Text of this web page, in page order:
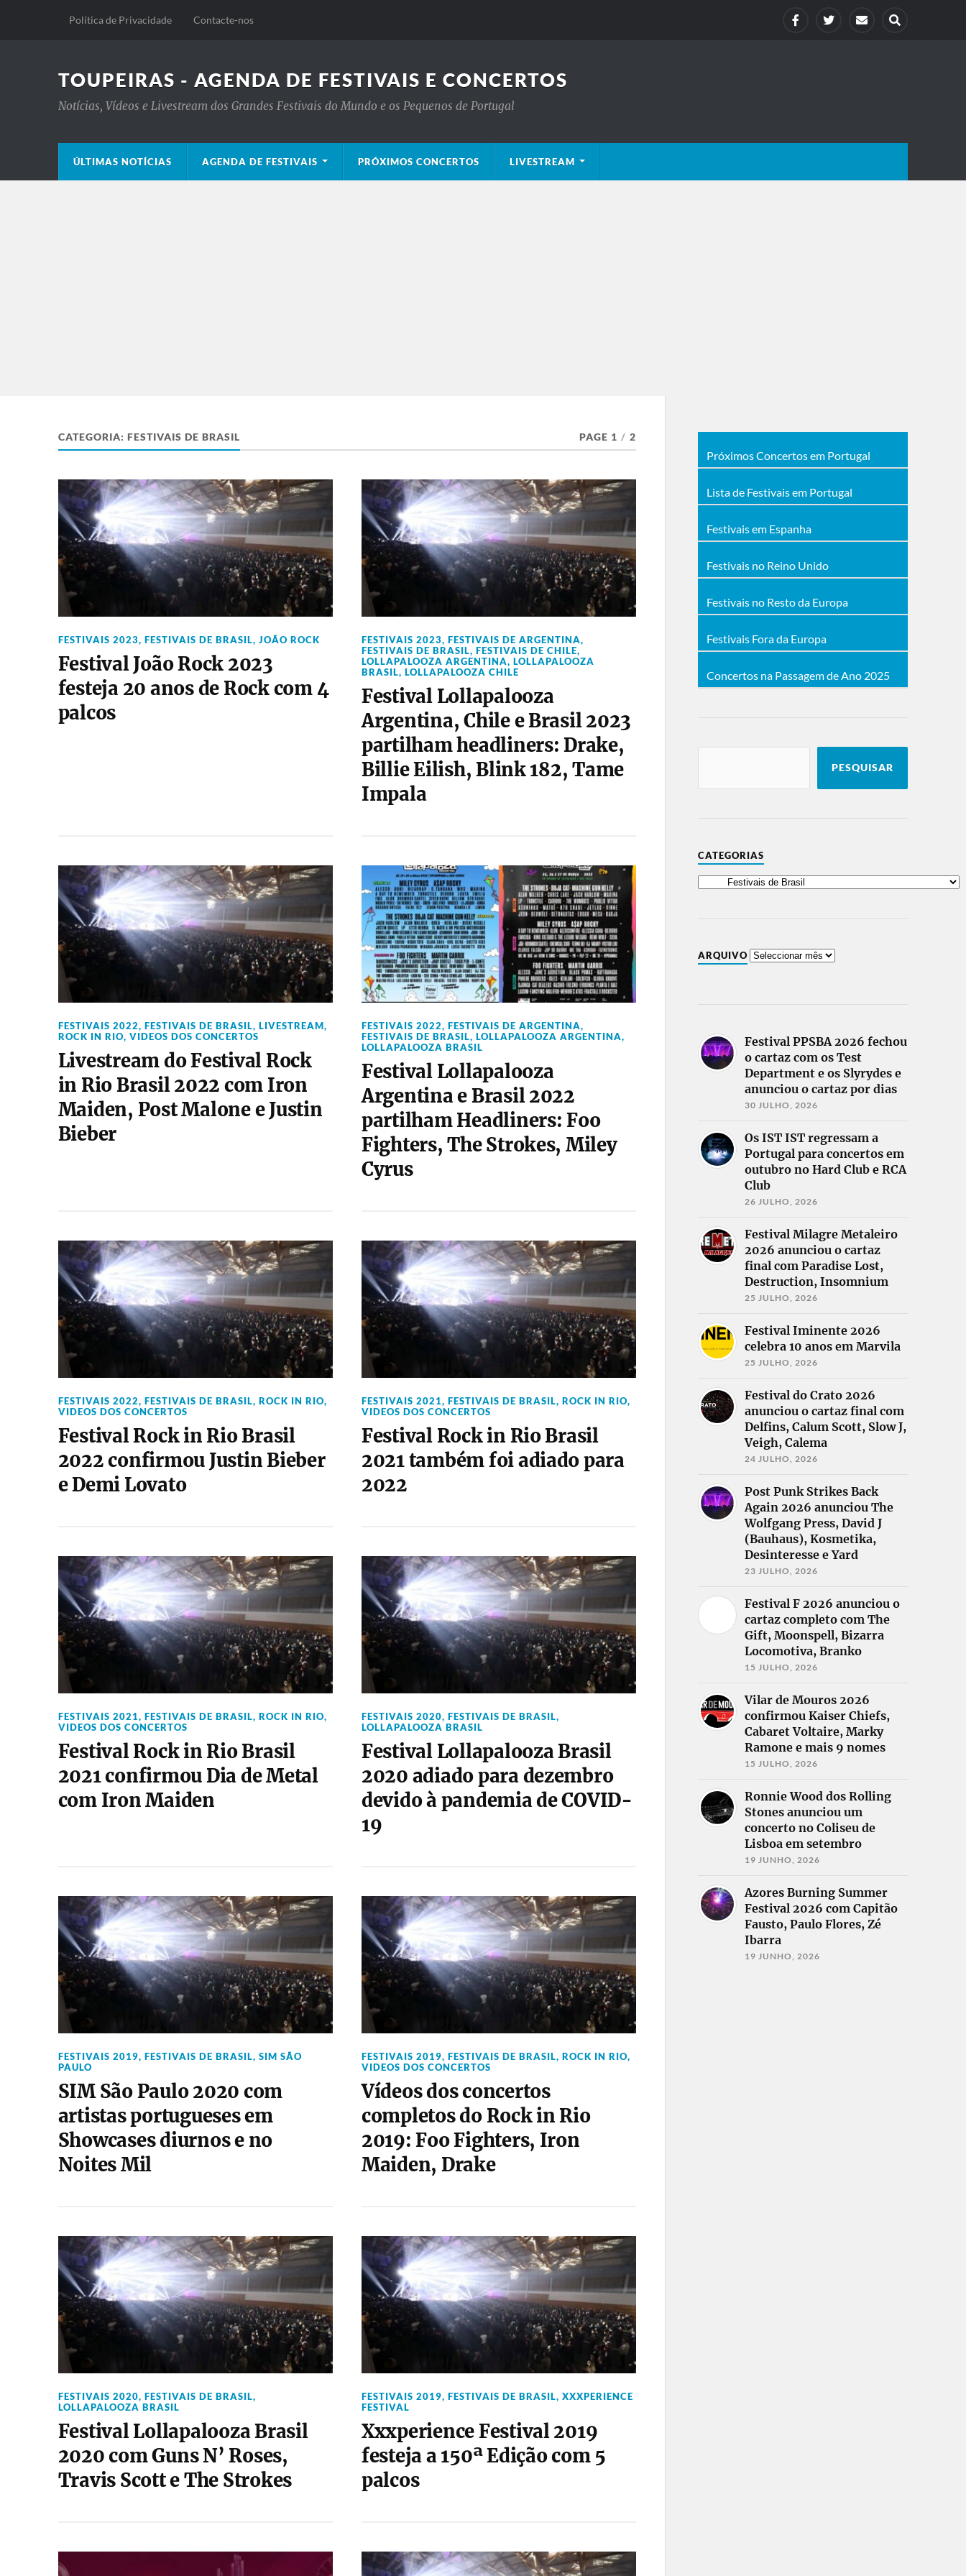
Política de Privacidade Contacte-nos
TOUPEIRAS - AGENDA DE FESTIVAIS E CONCERTOS
Notícias, Vídeos e Livestream dos Grandes Festivais do Mundo e os Pequenos de Portugal
ÚLTIMAS NOTÍCIAS AGENDA DE FESTIVAIS PRÓXIMOS CONCERTOS LIVESTREAM
CATEGORIA: FESTIVAIS DE BRASIL PAGE 1 / 2
FESTIVAIS 2023, FESTIVAIS DE BRASIL, JOÃO ROCK
Festival João Rock 2023
festeja 20 anos de Rock com 4
palcos
FESTIVAIS 2023, FESTIVAIS DE ARGENTINA,
FESTIVAIS DE BRASIL, FESTIVAIS DE CHILE,
LOLLAPALOOZA ARGENTINA, LOLLAPALOOZA
BRASIL, LOLLAPALOOZA CHILE
Festival Lollapalooza
Argentina, Chile e Brasil 2023
partilham headliners: Drake,
Billie Eilish, Blink 182, Tame
Impala
FESTIVAIS 2022, FESTIVAIS DE BRASIL, LIVESTREAM,
ROCK IN RIO, VIDEOS DOS CONCERTOS
Livestream do Festival Rock
in Rio Brasil 2022 com Iron
Maiden, Post Malone e Justin
Bieber
FESTIVAIS 2022, FESTIVAIS DE ARGENTINA,
FESTIVAIS DE BRASIL, LOLLAPALOOZA ARGENTINA,
LOLLAPALOOZA BRASIL
Festival Lollapalooza
Argentina e Brasil 2022
partilham Headliners: Foo
Fighters, The Strokes, Miley
Cyrus
FESTIVAIS 2022, FESTIVAIS DE BRASIL, ROCK IN RIO,
VIDEOS DOS CONCERTOS
Festival Rock in Rio Brasil
2022 confirmou Justin Bieber
e Demi Lovato
FESTIVAIS 2021, FESTIVAIS DE BRASIL, ROCK IN RIO,
VIDEOS DOS CONCERTOS
Festival Rock in Rio Brasil
2021 também foi adiado para
2022
FESTIVAIS 2021, FESTIVAIS DE BRASIL, ROCK IN RIO,
VIDEOS DOS CONCERTOS
Festival Rock in Rio Brasil
2021 confirmou Dia de Metal
com Iron Maiden
FESTIVAIS 2020, FESTIVAIS DE BRASIL,
LOLLAPALOOZA BRASIL
Festival Lollapalooza Brasil
2020 adiado para dezembro
devido à pandemia de COVID-
19
FESTIVAIS 2019, FESTIVAIS DE BRASIL, SIM SÃO
PAULO
SIM São Paulo 2020 com
artistas portugueses em
Showcases diurnos e no
Noites Mil
FESTIVAIS 2019, FESTIVAIS DE BRASIL, ROCK IN RIO,
VIDEOS DOS CONCERTOS
Vídeos dos concertos
completos do Rock in Rio
2019: Foo Fighters, Iron
Maiden, Drake
FESTIVAIS 2020, FESTIVAIS DE BRASIL,
LOLLAPALOOZA BRASIL
Festival Lollapalooza Brasil
2020 com Guns N’ Roses,
Travis Scott e The Strokes
FESTIVAIS 2019, FESTIVAIS DE BRASIL, XXXPERIENCE
FESTIVAL
Xxxperience Festival 2019
festeja a 150ª Edição com 5
palcos
Próximos Concertos em Portugal
Lista de Festivais em Portugal
Festivais em Espanha
Festivais no Reino Unido
Festivais no Resto da Europa
Festivais Fora da Europa
Concertos na Passagem de Ano 2025
PESQUISAR
CATEGORIAS
ARQUIVO
Festival PPSBA 2026 fechou
o cartaz com os Test
Department e os Slyrydes e
anunciou o cartaz por dias
30 JULHO, 2026
Os IST IST regressam a
Portugal para concertos em
outubro no Hard Club e RCA
Club
26 JULHO, 2026
Festival Milagre Metaleiro
2026 anunciou o cartaz
final com Paradise Lost,
Destruction, Insomnium
25 JULHO, 2026
Festival Iminente 2026
celebra 10 anos em Marvila
25 JULHO, 2026
Festival do Crato 2026
anunciou o cartaz final com
Delfins, Calum Scott, Slow J,
Veigh, Calema
24 JULHO, 2026
Post Punk Strikes Back
Again 2026 anunciou The
Wolfgang Press, David J
(Bauhaus), Kosmetika,
Desinteresse e Yard
23 JULHO, 2026
Festival F 2026 anunciou o
cartaz completo com The
Gift, Moonspell, Bizarra
Locomotiva, Branko
15 JULHO, 2026
Vilar de Mouros 2026
confirmou Kaiser Chiefs,
Cabaret Voltaire, Marky
Ramone e mais 9 nomes
15 JULHO, 2026
Ronnie Wood dos Rolling
Stones anunciou um
concerto no Coliseu de
Lisboa em setembro
19 JUNHO, 2026
Azores Burning Summer
Festival 2026 com Capitão
Fausto, Paulo Flores, Zé
Ibarra
19 JUNHO, 2026